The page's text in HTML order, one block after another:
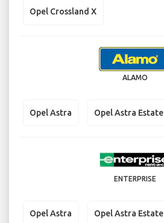
Opel Crossland X
ALAMO
Opel Astra Opel Astra Estate
ENTERPRISE
Opel Astra Opel Astra Estate